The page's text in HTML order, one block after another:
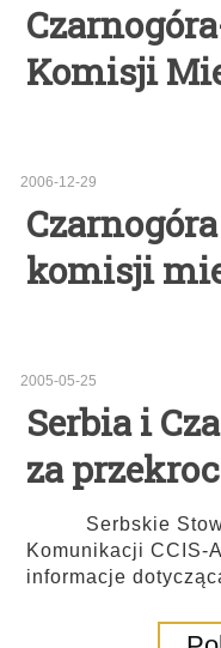
Komisji
2006-12-29
komisji
2005-05-25
Serbia i
za
Serbskie
Komunikacji CCIS-
informacje